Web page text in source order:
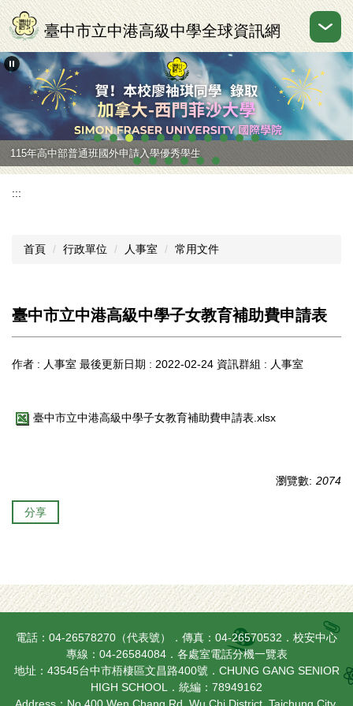
跳
到
主
要
區
臺中市立中港高級中學全球資訊網
115年高中部普通班國外申請入學優秀學生
:::
首頁 行政單位 人事室 常用文件
臺中市立中港高級中學子女教育補助費申請表
作者 : 人事室 最後更新日期 : 2022-02-24 資訊群組 : 人事室
臺中市立中港高級中學子女教育補助費申請表.xlsx
瀏覽數: 2074
分享
電話：04-26578270（代表號）．傳真：04-26570532．校安中心
專線：04-26584084． 各處室電話分機一覽表
地址：43545台中市梧棲區文昌路400號．CHUNG GANG SENIOR
HIGH SCHOOL．統編：78949162